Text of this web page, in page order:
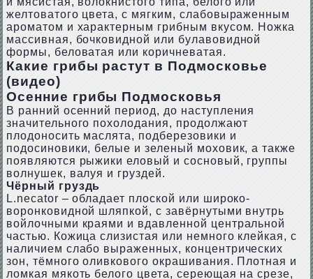
желтоватого цвета, с мягким, слабовыраженным
ароматом и характерным грибным вкусом. Ножка
массивная, бочковидной или булавовидной
формы, беловатая или коричневатая.
Какие грибы растут в Подмосковье
(видео)
Осенние грибы Подмосковья
В ранний осенний период, до наступления
значительного похолодания, продолжают
плодоносить маслята, подберезовики и
подосиновики, белые и зеленый моховик, а также
появляются рыжики еловый и сосновый, группы
волнушек, валуя и груздей.
Чёрный груздь
L.nесаtоr – обладает плоской или широко-
воронковидной шляпкой, с завёрнутыми внутрь
войлочными краями и вдавленной центральной
частью. Кожица слизистая или немного клейкая, с
наличием слабо выраженных, концентрических
зон, тёмного оливкового окрашивания. Плотная и
ломкая мякоть белого цвета, сереющая на срезе,